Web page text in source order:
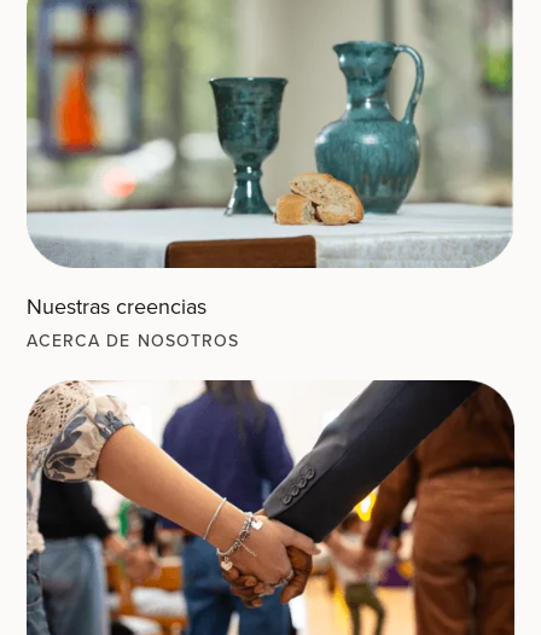
Nuestras creencias
ACERCA DE NOSOTROS